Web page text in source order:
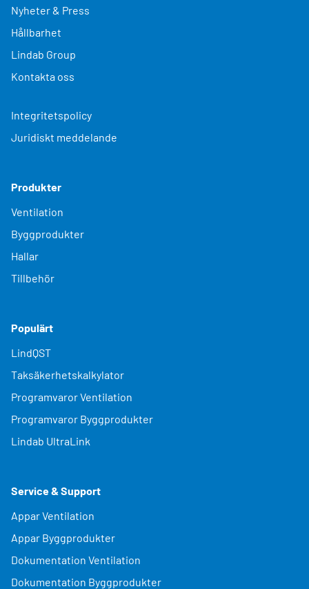
Nyheter & Press
Hållbarhet
Lindab Group
Kontakta oss
Integritetspolicy
Juridiskt meddelande
Produkter
Ventilation
Byggprodukter
Hallar
Tillbehör
Populärt
LindQST
Taksäkerhetskalkylator
Programvaror Ventilation
Programvaror Byggprodukter
Lindab UltraLink
Service & Support
Appar Ventilation
Appar Byggprodukter
Dokumentation Ventilation
Dokumentation Byggprodukter